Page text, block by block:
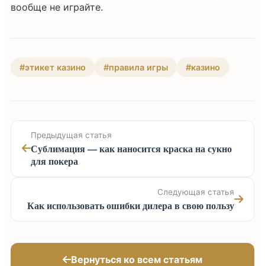
вообще не играйте.
#этикет казино #правила игры #казино
Предыдущая статья
Сублимация — как наносится краска на сукно
для покера
Следующая статья
Как использовать ошибки дилера в свою пользу
Вернуться ко всем статьям